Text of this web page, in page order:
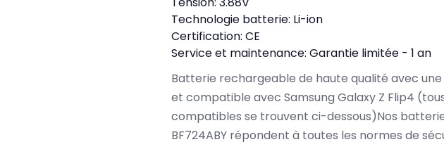
Technologie batterie: Li-ion
Certification: CE
Service et maintenance: Garantie limitée - 1 an
Batterie rechargeable de haute qualité avec
et compatible avec Samsung Galaxy Z Flip4
compatibles se trouvent ci-dessous)Nos
BF724ABY répondent à toutes les normes de